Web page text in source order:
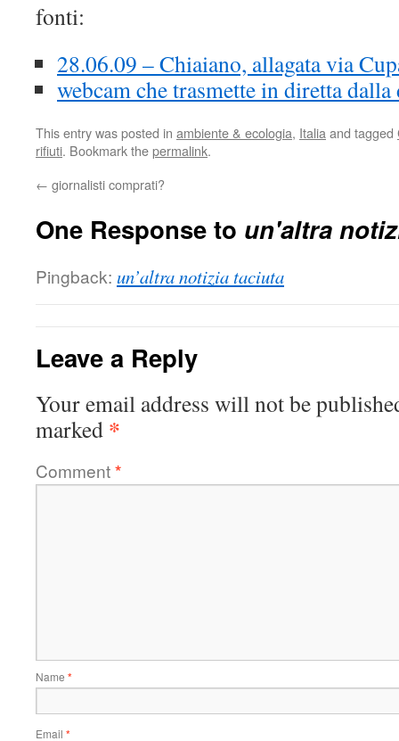
fonti:
28.06.09 – Chiaiano, allagata via
webcam che trasmette in diretta
This entry was posted in ambiente & ecologia, Italia and tagged
rifiuti. Bookmark thepermalink.
← giornalisti comprati?
One Response to un'altra
Pingback: un’altra notizia taciuta
Leave a Reply
Your email address will not be
marked *
Comment*
Name *
Email *